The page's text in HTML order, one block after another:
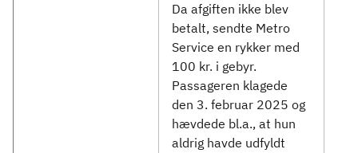
Da afgiften ikke blev
betalt, sendte Metro
Service en rykker med
100 kr. i gebyr.
Passageren klagede
den 3. februar 2025 og
hævdede bl.a., at hun
aldrig havde udfyldt